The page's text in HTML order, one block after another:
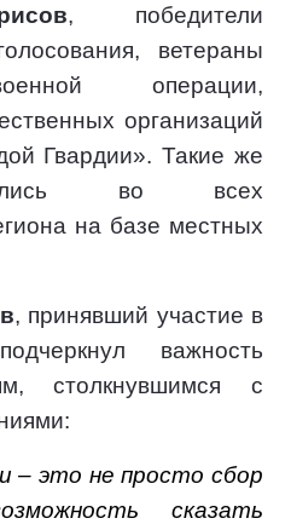
, победители
ветераны
операции,
организаций
Гвардии». Такие же
во всех
на базе местных
, принявший участие в
важность
столкнувшимся с
– это не просто сбор
сказать